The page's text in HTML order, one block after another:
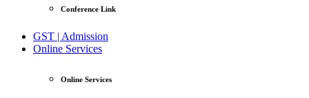
Conference Link
GST | Admission
Online Services
Online Services